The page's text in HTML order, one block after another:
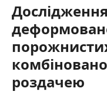
роздачею